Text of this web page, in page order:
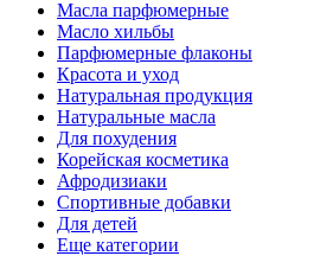
Масла парфюмерные
Масло хильбы
Парфюмерные флаконы
Красота и уход
Натуральная продукция
Натуральные масла
Для похудения
Корейская косметика
Афродизиаки
Спортивные добавки
Для детей
Еще категории